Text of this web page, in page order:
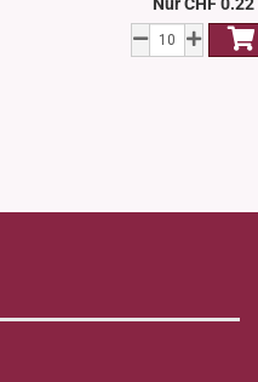
Nur CHF 0.22